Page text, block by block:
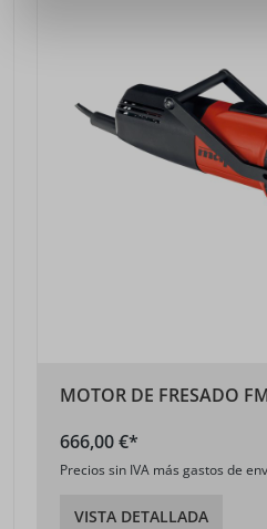
MOTOR DE FRESADO
666,00 €*
Precios sin IVA más gastos de
VISTA DETALLADA